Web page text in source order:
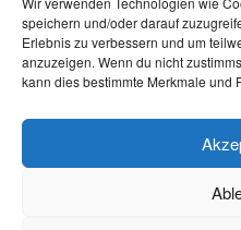
speichern und/oder darauf
Erlebnis zu verbessern und um
anzuzeigen. Wenn du nicht
kann dies bestimmte Merkmale und